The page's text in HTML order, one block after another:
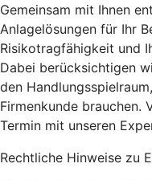
Gemeinsam mit Ihnen
Anlagelösungen für Ihr
Risikotragfähigkeit und
Dabei berücksichtigen
den
Firmenkunde brauchen.
Termin mit unseren
Rechtliche Hinweise zu